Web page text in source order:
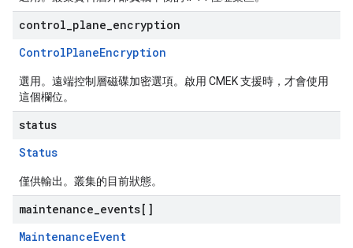
control plane encryption
ControlPlaneEncryption
選用。遠端控制層磁碟加密選項。啟用 CMEK 支援時，才會使用
這個欄位。
status
Status
僅供輸出。叢集的目前狀態。
maintenance events[]
MaintenanceEvent